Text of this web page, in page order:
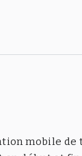
mobile